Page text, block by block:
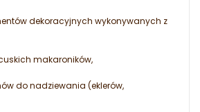
dekoracyjnych wykonywanych z
makaroników,
do nadziewania (eklerów,